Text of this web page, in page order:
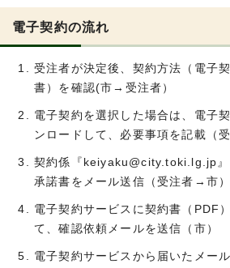
電子契約の流れ
受注者が決定後、契約方法（電子
書）を確認(市→受注者）
電子契約を選択した場合は、電子
ンロードして、必要事項を記載（受
契約係『keiyaku@city.toki.lg.jp』
承諾書をメール送信（受注者→市）
電子契約サービスに契約書（PDF
て、確認依頼メールを送信（市）
電子契約サービスから届いたメー